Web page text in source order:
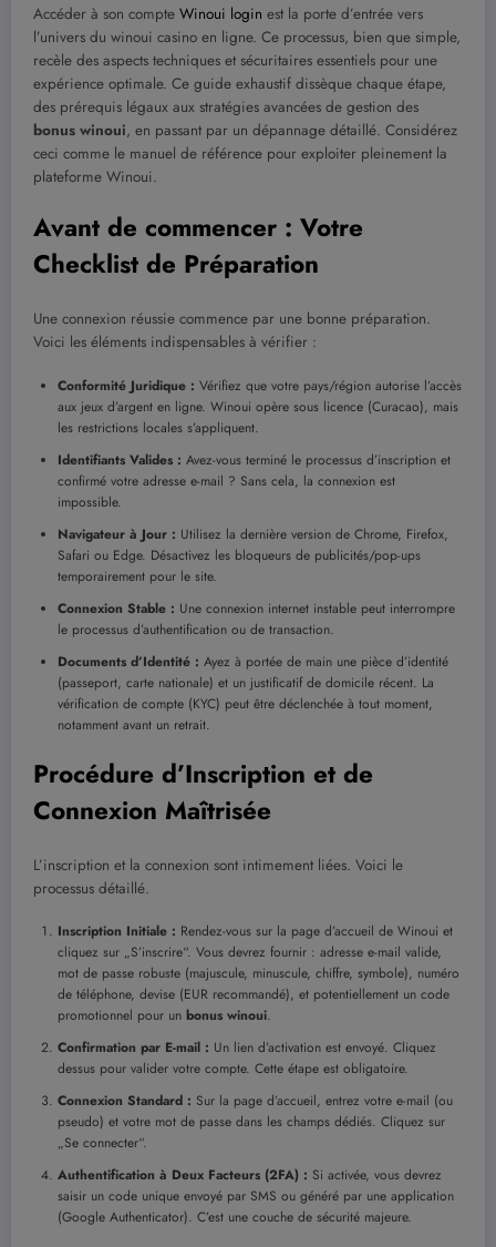
Accéder à son compte Winoui login est la porte d’entrée vers
l’univers du winoui casino en ligne. Ce processus, bien que simple,
recèle des aspects techniques et sécuritaires essentiels pour une
expérience optimale. Ce guide exhaustif dissèque chaque étape,
des prérequis légaux aux stratégies avancées de gestion des
bonus winoui, en passant par un dépannage détaillé. Considérez
ceci comme le manuel de référence pour exploiter pleinement la
plateforme Winoui.
Avant de commencer : Votre
Checklist de Préparation
Une connexion réussie commence par une bonne préparation.
Voici les éléments indispensables à vérifier :
Conformité Juridique : Vérifiez que votre pays/région autorise l’accès
aux jeux d’argent en ligne. Winoui opère sous licence (Curacao), mais
les restrictions locales s’appliquent.
Identifiants Valides : Avez-vous terminé le processus d’inscription et
confirmé votre adresse e-mail ? Sans cela, la connexion est
impossible.
Navigateur à Jour : Utilisez la dernière version de Chrome, Firefox,
Safari ou Edge. Désactivez les bloqueurs de publicités/pop-ups
temporairement pour le site.
Connexion Stable : Une connexion internet instable peut interrompre
le processus d’authentification ou de transaction.
Documents d’Identité : Ayez à portée de main une pièce d’identité
(passeport, carte nationale) et un justificatif de domicile récent. La
vérification de compte (KYC) peut être déclenchée à tout moment,
notamment avant un retrait.
Procédure d’Inscription et de
Connexion Maîtrisée
L’inscription et la connexion sont intimement liées. Voici le
processus détaillé.
Inscription Initiale : Rendez-vous sur la page d’accueil de Winoui et
cliquez sur „S’inscrire“. Vous devrez fournir : adresse e-mail valide,
mot de passe robuste (majuscule, minuscule, chiffre, symbole), numéro
de téléphone, devise (EUR recommandé), et potentiellement un code
promotionnel pour un bonus winoui.
Confirmation par E-mail : Un lien d’activation est envoyé. Cliquez
dessus pour valider votre compte. Cette étape est obligatoire.
Connexion Standard : Sur la page d’accueil, entrez votre e-mail (ou
pseudo) et votre mot de passe dans les champs dédiés. Cliquez sur
„Se connecter“.
Authentification à Deux Facteurs (2FA) : Si activée, vous devrez
saisir un code unique envoyé par SMS ou généré par une application
(Google Authenticator). C’est une couche de sécurité majeure.